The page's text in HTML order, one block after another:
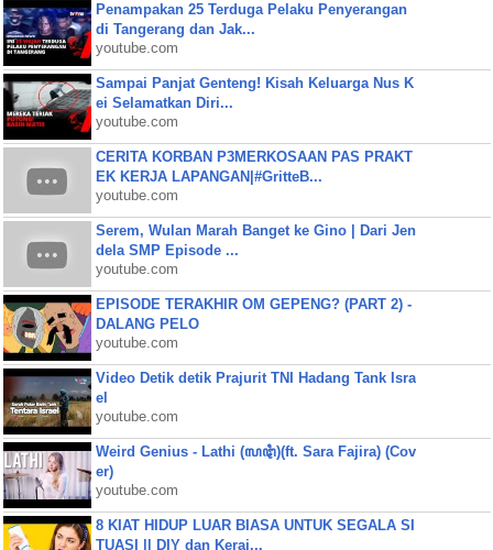
Penampakan 25 Terduga Pelaku Penyerangan
di Tangerang dan Jak...
youtube.com
Sampai Panjat Genteng! Kisah Keluarga Nus K
ei Selamatkan Diri...
youtube.com
CERITA KORBAN P3MERKOSAAN PAS PRAKT
EK KERJA LAPANGAN|#GritteB...
youtube.com
Serem, Wulan Marah Banget ke Gino | Dari Jen
dela SMP Episode ...
youtube.com
EPISODE TERAKHIR OM GEPENG? (PART 2) -
DALANG PELO
youtube.com
Video Detik detik Prajurit TNI Hadang Tank Isra
el
youtube.com
Weird Genius - Lathi (ꦭꦛꦶ)(ft. Sara Fajira) (Cov
er)
youtube.com
8 KIAT HIDUP LUAR BIASA UNTUK SEGALA SI
TUASI || DIY dan Keraj...